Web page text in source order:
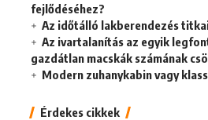
fejlődéséhez?
Az időtálló lakberendezés
Az ivartalanítás az egyik
gazdátlan macskák számának
Modern zuhanykabin vagy
Érdekes cikkek